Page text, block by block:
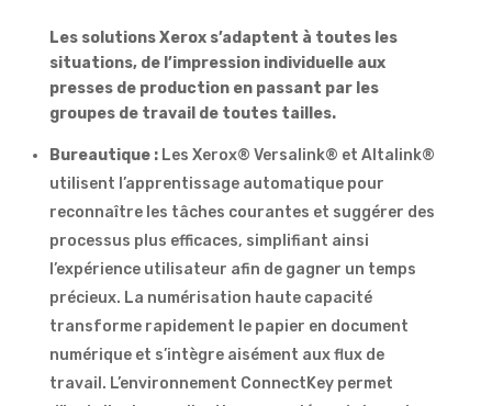
Les solutions Xerox s’adaptent à toutes les
situations, de l’impression individuelle aux
presses de production en passant par les
groupes de travail de toutes tailles.
Bureautique :Les Xerox® Versalink® et Altalink®
utilisent l’apprentissage automatique pour
reconnaître les tâches courantes et suggérer des
processus plus efficaces, simplifiant ainsi
l’expérience utilisateur afin de gagner un temps
précieux. La numérisation haute capacité
transforme rapidement le papier en document
numérique et s’intègre aisément aux flux de
travail. L’environnement ConnectKey permet